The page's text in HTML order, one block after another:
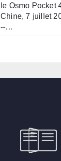
le Osmo Pocket
Chine, 7 juillet
--…